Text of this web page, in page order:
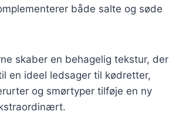
både salte og søde
skaber en behagelig tekstur, der
en ideel ledsager til kødretter,
og smørtyper tilføje en ny